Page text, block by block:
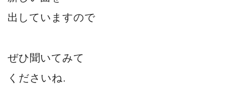
出していますので
ぜひ聞いてみて
くださいね.